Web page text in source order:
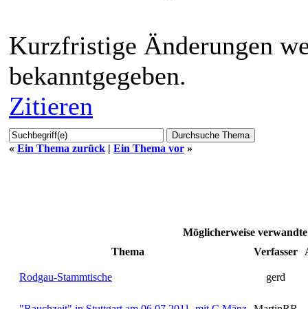
Kurzfristige Änderungen
bekanntgegeben.
Zitieren
« Ein Thema zurück | Ein Thema vor »
Möglicherweise
Thema
Verfasser
Rodgau-Stammtische gerd